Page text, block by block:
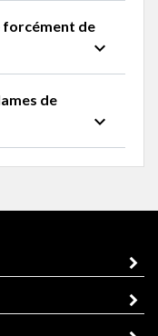
forcément de
expand_more
de
expand_more